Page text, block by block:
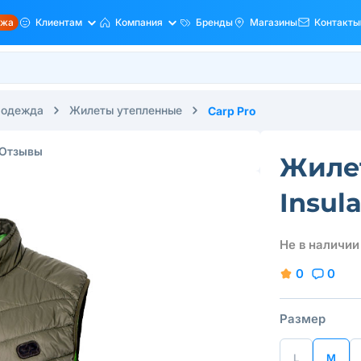
Клиентам Компания Бренды Магазины Контакты
Жилеты утепленные Carp Pro
Не в наличии
0
0
Размер
L M